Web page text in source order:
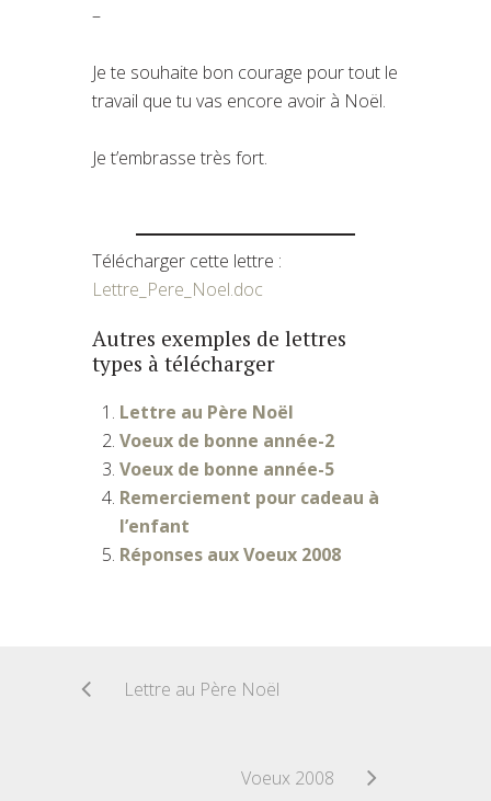
–
Je te souhaite bon courage pour tout le
travail que tu vas encore avoir à Noël.
Je t’embrasse très fort.
Télécharger cette lettre :
Lettre_Pere_Noel.doc
Autres exemples de lettres
types à télécharger
Lettre au Père Noël
Voeux de bonne année-2
Voeux de bonne année-5
Remerciement pour cadeau à
l’enfant
Réponses aux Voeux 2008
Lettre au Père Noël
Voeux 2008